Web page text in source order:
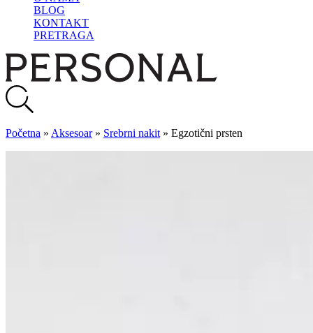
BLOG
KONTAKT
PRETRAGA
Početna » Aksesoar» Srebrni nakit » Egzotični prsten